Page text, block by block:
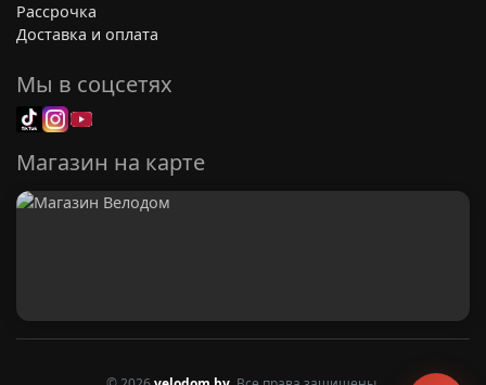
Рассрочка
Доставка и оплата
Мы в соцсетях
Магазин на карте